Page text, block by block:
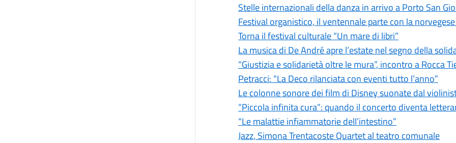
Stelle internazionali della danza in arrivo a Porto San
Festival organistico, il ventennale parte con la
Torna il festival culturale “Un mare di libri”
La musica di De André apre l’estate nel segno della
“Giustizia e solidarietà oltre le mura”, incontro a Rocca
Petracci: “La Deco rilanciata con eventi tutto l’anno”
Le colonne sonore dei film di Disney suonate dal
“Piccola infinita cura”: quando il concerto diventa
“Le malattie infiammatorie dell’intestino”
Jazz, Simona Trentacoste Quartet al teatro comunale